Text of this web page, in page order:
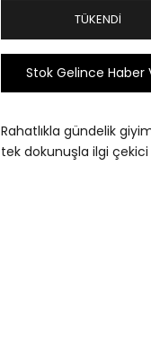
TÜKENDI
Stok Gelince Haber
Rahatlıkla gündelik
tek dokunuşla ilgi çekici